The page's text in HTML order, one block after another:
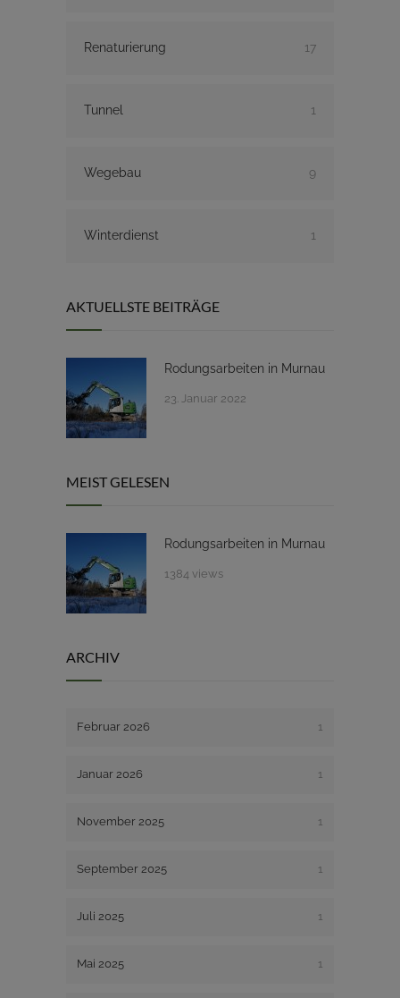
Renaturierung 17
Tunnel 1
Wegebau 9
Winterdienst 1
AKTUELLSTE BEITRÄGE
Rodungsarbeiten in Murnau
23. Januar 2022
MEIST GELESEN
Rodungsarbeiten in Murnau
1384 views
ARCHIV
Februar 2026 1
Januar 2026 1
November 2025 1
September 2025 1
Juli 2025 1
Mai 2025 1